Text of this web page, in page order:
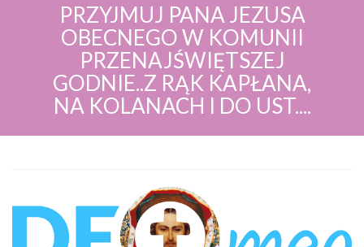
PRZYJMUJ PANA JEZUSA
OBECNEGO W KOMUNII
PRZENAJŚWIĘTSZEJ
GODNIE..Z RĄK KAPŁANA,
NA KOLANACH I DO UST....